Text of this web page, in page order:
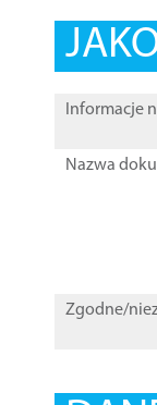
Informacje
Nazwa
Zgodne/